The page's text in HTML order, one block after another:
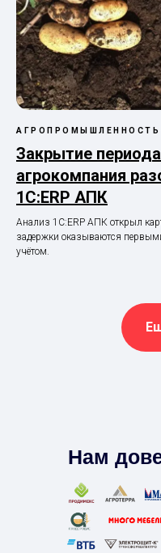
АГРОПРОМЫШЛЕННОСТЬ
Закрытие
агрокомпания
1С:ERP АПК
Анализ 1С:ERP АПК открыл
задержки оказываются
учётом.
Нам